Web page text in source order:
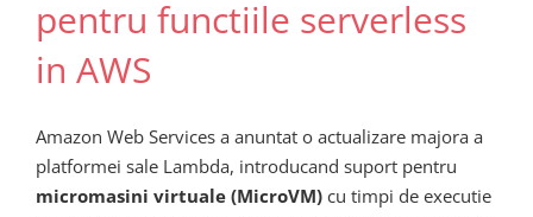
pentru functiile serverless
in AWS
Amazon Web Services a anuntat o actualizare majora a
platformei sale Lambda, introducand suport pentru
micromasini virtuale (MicroVM) cu timpi de executie